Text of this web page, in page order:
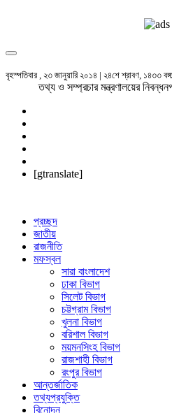
বৃহস্পতিবার , ২৩ জানুয়ারি ২০১৪ | ২৪শে শ্রাবণ, ১৪৩৩
তথ্য ও সম্প্রচার মন্ত্রণালয়ের
[gtranslate]
প্রচ্ছদ
জাতীয়
রাজনীতি
মফস্বল
সারা বাংলাদেশ
ঢাকা বিভাগ
সিলেট বিভাগ
চট্টগ্রাম বিভাগ
খুলনা বিভাগ
বরিশাল বিভাগ
ময়মনসিংহ বিভাগ
রাজশাহী বিভাগ
রংপুর বিভাগ
আন্তর্জাতিক
তথ্যপ্রযুক্তি
বিনোদন